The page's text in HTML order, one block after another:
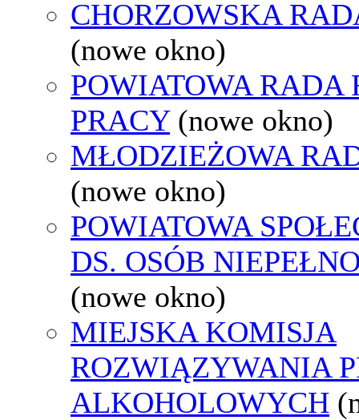
CHORZOWSKA
(nowe okno)
POWIATOWA RADA
PRACY (nowe okno)
MŁODZIEŻOWA
(nowe okno)
POWIATOWA
DS. OSÓB
(nowe okno)
MIEJSKA KOMISJA
ROZWIĄZYWANIA
ALKOHOLOWYCH